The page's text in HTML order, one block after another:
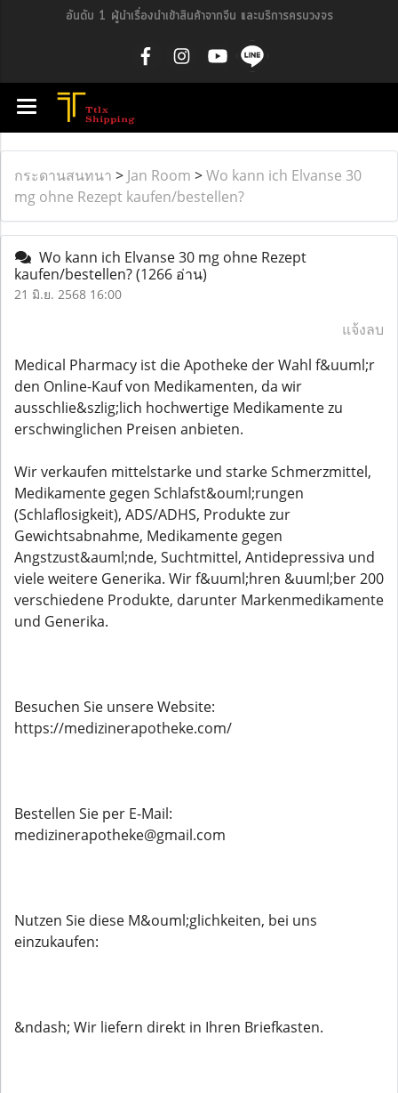
อันดับ 1 ผู้นำเรื่องนำเข้าสินค้าจากจีน และบริการครบวงจร
กระดานสนทนา > Jan Room >Wo kann ich Elvanse 30
mg ohne Rezept kaufen/bestellen?
Wo kann ich Elvanse 30 mg ohne Rezept
kaufen/bestellen?(1266 อ่าน)
21 มิ.ย. 2568 16:00
แจ้งลบ
Medical Pharmacy ist die Apotheke der Wahl f&uuml;r
den Online-Kauf von Medikamenten, da wir
ausschlie&szlig;lich hochwertige Medikamente zu
erschwinglichen Preisen anbieten.
Wir verkaufen mittelstarke und starke Schmerzmittel,
Medikamente gegen Schlafst&ouml;rungen
(Schlaflosigkeit), ADS/ADHS, Produkte zur
Gewichtsabnahme, Medikamente gegen
Angstzust&auml;nde, Suchtmittel, Antidepressiva und
viele weitere Generika. Wir f&uuml;hren &uuml;ber 200
verschiedene Produkte, darunter Markenmedikamente
und Generika.
Besuchen Sie unsere Website:
https://medizinerapotheke.com/
Bestellen Sie per E-Mail:
medizinerapotheke@gmail.com
Nutzen Sie diese M&ouml;glichkeiten, bei uns
einzukaufen:
&ndash; Wir liefern direkt in Ihren Briefkasten.